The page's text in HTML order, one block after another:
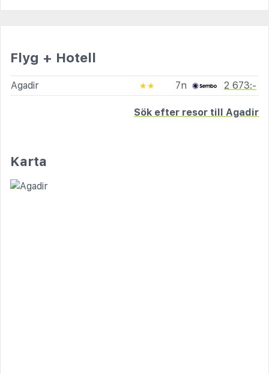
Flyg + Hotell
Agadir ★★ 7n 2 673:-
Sök efter resor till Agadir
Karta